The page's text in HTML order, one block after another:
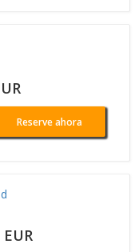
Reserve ahora